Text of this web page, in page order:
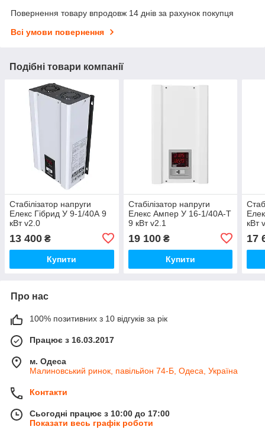
Повернення товару впродовж 14 днів за рахунок покупця
Всі умови повернення
Подібні товари компанії
Стабілізатор напруги
Елекс Гібрид У 9-1/40А 9
кВт v2.0
13 400 ₴
Купити
Стабілізатор напруги
Елекс Ампер У 16-1/40А-Т
9 кВт v2.1
19 100₴
Купити
кВт
17
Про нас
100% позитивних з 10 відгуків за рік
Працює з 16.03.2017
м. Одеса
Малиновський ринок, павільйон 74-Б, Одеса, Україна
Контакти
Сьогодні працює з 10:00 до 17:00
Показати весь графік роботи